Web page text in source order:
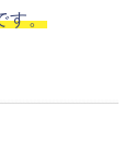
す。